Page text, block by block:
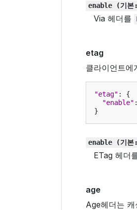
enable (기본:
Via 헤더를
etag
클라이언트
"etag" :
{
"enable" :
}
enable (기본:
ETag 헤더
age
Age헤더는